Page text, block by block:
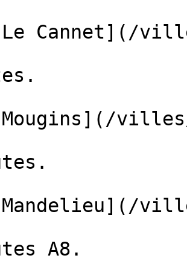
Cannet](/
A8.